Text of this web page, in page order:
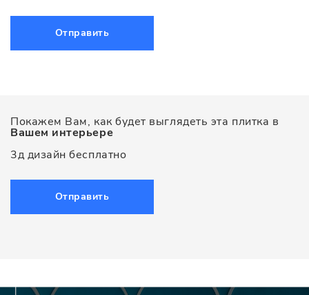
Отправить
Покажем Вам, как будет выглядеть эта плитка в
Вашем интерьере
3д дизайн бесплатно
Отправить